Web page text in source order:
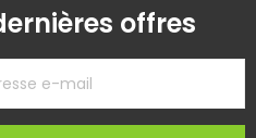
offres